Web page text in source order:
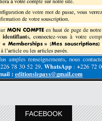
FACEBOOK